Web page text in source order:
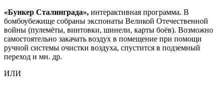
«Бункер Сталинграда», интерактивная программа. В
бомбоубежище собраны экспонаты Великой Отечественной
войны (пулемёты, винтовки, шинели, карты боёв). Возможно
самостоятельно закачать воздух в помещение при помощи
ручной системы очистки воздуха, спустится в подземный
переход и мн. др.
ИЛИ